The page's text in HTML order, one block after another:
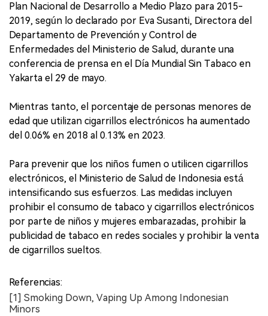
Plan Nacional de Desarrollo a Medio Plazo para 2015-
2019, según lo declarado por Eva Susanti, Directora del
Departamento de Prevención y Control de
Enfermedades del Ministerio de Salud, durante una
conferencia de prensa en el Día Mundial Sin Tabaco en
Yakarta el 29 de mayo.
Mientras tanto, el porcentaje de personas menores de
edad que utilizan cigarrillos electrónicos ha aumentado
del 0.06% en 2018 al 0.13% en 2023.
Para prevenir que los niños fumen o utilicen cigarrillos
electrónicos, el Ministerio de Salud de Indonesia está
intensificando sus esfuerzos. Las medidas incluyen
prohibir el consumo de tabaco y cigarrillos electrónicos
por parte de niños y mujeres embarazadas, prohibir la
publicidad de tabaco en redes sociales y prohibir la venta
de cigarrillos sueltos.
Referencias:
[1] Smoking Down, Vaping Up Among Indonesian
Minors